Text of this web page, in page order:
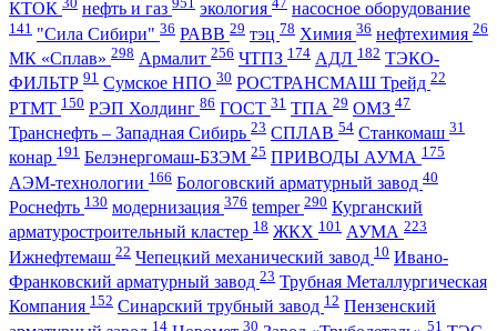
КТОК нефть и газ экология насосное оборудование
141 "Сила Сибири" 36 РАВВ 29 тэц 78 Химия 36 нефтехимия 26
МК «Сплав» 298 Армалит 256 ЧТПЗ 174 АДЛ 182 ТЭКО-
ФИЛЬТР 91 Сумское НПО 30 РОСТРАНСМАШ Трейд 22
РТМТ 150 РЭП Холдинг 86 ГОСТ 31 ТПА 29 ОМЗ 47
Транснефть – Западная Сибирь 23 СПЛАВ 54 Станкомаш 31
конар 191 Белэнергомаш-БЗЭМ 25 ПРИВОДЫ АУМА 175
АЭМ-технологии 166 Бологовский арматурный завод 40
Роснефть 130 модернизация 376 temper 290 Курганский
арматуростроительный кластер 18 ЖКХ 101 АУМА 223
Ижнефтемаш 22 Чепецкий механический завод 10 Ивано-
Франковский арматурный завод 23 Трубная Металлургическая
Компания 152 Синарский трубный завод 12 Пензенский
14 30 51